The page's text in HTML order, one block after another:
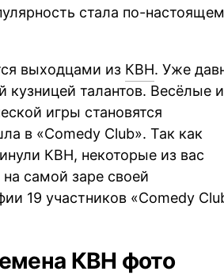
стала по-
выходцами из КВН. Уже
кузницей талантов. Весёлые и
игры становятся
в «Comedy Club». Так как
КВН, некоторые из вас
самой заре своей
19 участников «Comedy
КВН фото